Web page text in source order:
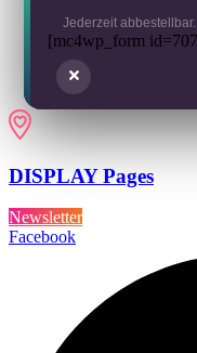
Jederzeit
[mc4wp_form
DISPLAY Pages
Newsletter
Facebook